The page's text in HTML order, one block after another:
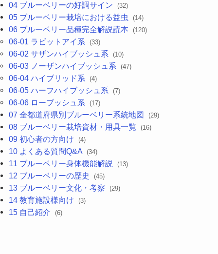
04 ブルーベリーの好調サイン (32)
05 ブルーベリー栽培における益虫 (14)
06 ブルーベリー品種完全解説読本 (120)
06-01 ラビットアイ系 (33)
06-02 サザンハイブッシュ系 (10)
06-03 ノーザンハイブッシュ系 (47)
06-04 ハイブリッド系 (4)
06-05 ハーフハイブッシュ系 (7)
06-06 ローブッシュ系 (17)
07 全都道府県別ブルーベリー系統地図 (29)
08 ブルーベリー栽培資材・用具一覧 (16)
09 初心者の方向け (4)
10 よくある質問Q&A (34)
11 ブルーベリー身体機能解説 (13)
12 ブルーベリーの歴史 (45)
13 ブルーベリー文化・考察 (29)
14 教育施設様向け (3)
15 自己紹介 (6)